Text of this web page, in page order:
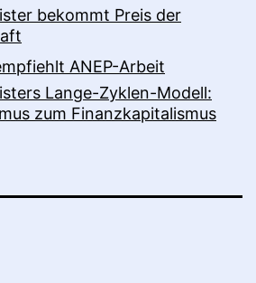
bekommt Preis der
ANEP-Arbeit
Lange-Zyklen-Modell:
zum Finanzkapitalismus